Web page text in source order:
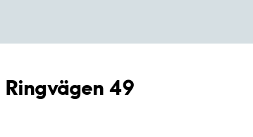
49